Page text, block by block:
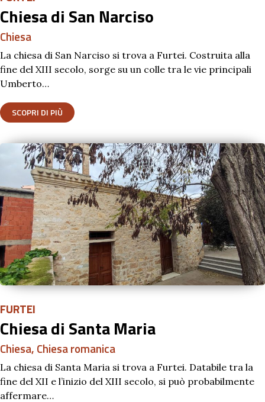
Chiesa di San Narciso
Chiesa
La chiesa di San Narciso si trova a Furtei. Costruita alla
fine del XIII secolo, sorge su un colle tra le vie principali
Umberto…
SCOPRI DI PIÙ
FURTEI
Chiesa di Santa Maria
Chiesa, Chiesa romanica
La chiesa di Santa Maria si trova a Furtei. Databile tra la
fine del XII e l’inizio del XIII secolo, si può probabilmente
affermare…